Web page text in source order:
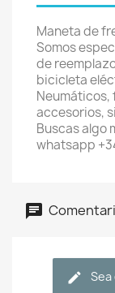
Maneta de
Somos
de
bicicleta
Neumáticos,
accesorios,
Buscas algo
whatsapp